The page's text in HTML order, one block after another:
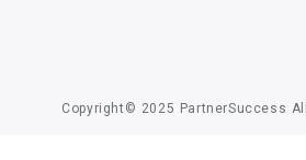
Copyright© 2025 PartnerSuccess